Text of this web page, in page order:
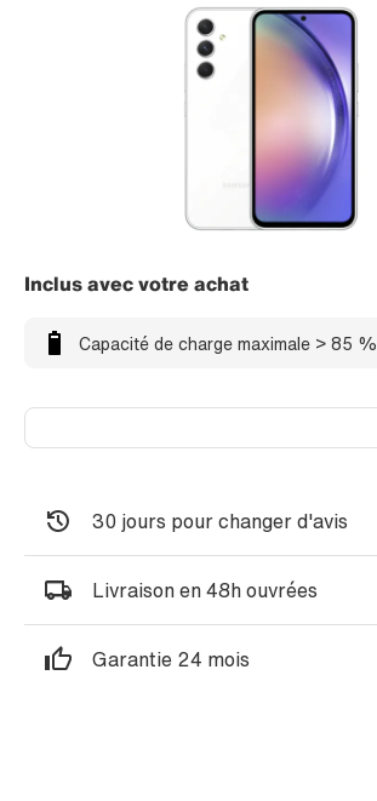
Inclus avec votre achat
Capacité de charge maximale > 85 %
30 jours pour changer d'avis
Livraison en 48h ouvrées
Garantie 24 mois